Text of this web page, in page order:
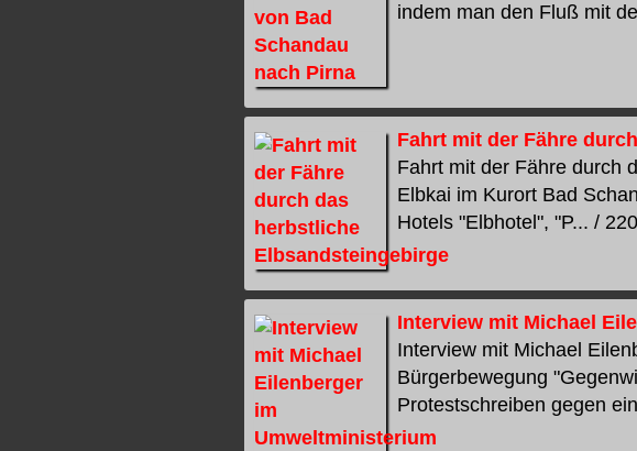
indem man den Fluß mit
Fahrt mit der Fähre
Fahrt mit der Fähre durch
Elbkai im Kurort Bad
Hotels "Elbhotel", "P... /
Interview mit Michael
Interview mit Michael
Bürgerbewegung
Protestschreiben gegen